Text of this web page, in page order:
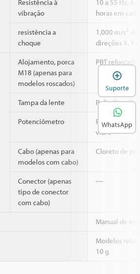
Resistência à
vibração
10 a 55 Hz,
horas em
resistência a
choque
1,000 m/s2
direções X, Y
Alojamento, porca
M18 (apenas para
modelos roscados)
PBT
Tampa da lente Poliarilato
Potenciômetro
Poliamida
vidro
Cabo (apenas para
modelos com cabo)
Cloreto de
Conector (apenas
tipo de conector
com cabo)
―
Manual de
Modelos
10 g
Suporte
WhatsApp